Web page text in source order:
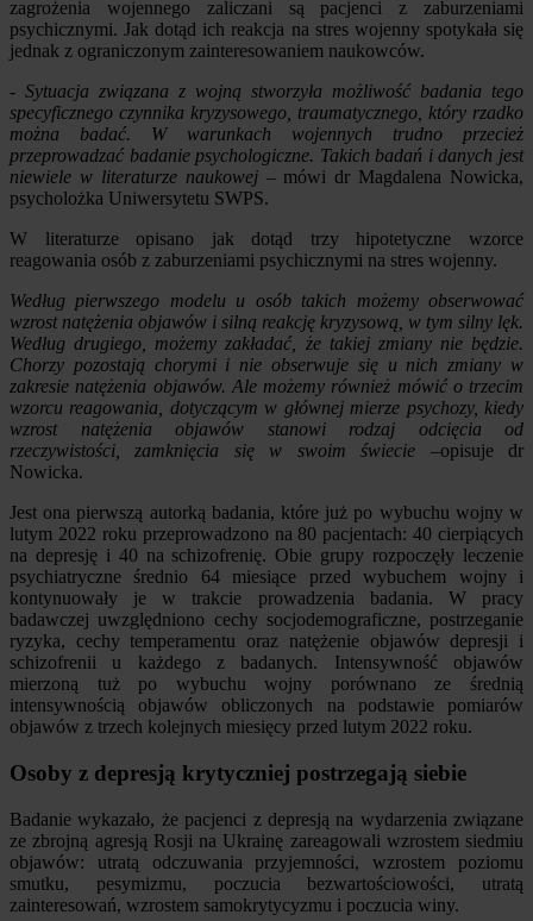
zagrożenia wojennego zaliczani są pacjenci z zaburzeniami
psychicznymi. Jak dotąd ich reakcja na stres wojenny spotykała się
jednak z ograniczonym zainteresowaniem naukowców.
- Sytuacja związana z wojną stworzyła możliwość badania tego
specyficznego czynnika kryzysowego, traumatycznego, który rzadko
można badać. W warunkach wojennych trudno przecież
przeprowadzać badanie psychologiczne. Takich badań i danych jest
niewiele w literaturze naukowej– mówi dr Magdalena Nowicka,
psycholożka Uniwersytetu SWPS.
W literaturze opisano jak dotąd trzy hipotetyczne wzorce
reagowania osób z zaburzeniami psychicznymi na stres wojenny.
Według pierwszego modelu u osób takich możemy obserwować
wzrost natężenia objawów i silną reakcję kryzysową, w tym silny lęk.
Według drugiego, możemy zakładać, że takiej zmiany nie będzie.
Chorzy pozostają chorymi i nie obserwuje się u nich zmiany w
zakresie natężenia objawów. Ale możemy również mówić o trzecim
wzorcu reagowania, dotyczącym w głównej mierze psychozy, kiedy
wzrost natężenia objawów stanowi rodzaj odcięcia od
rzeczywistości, zamknięcia się w swoim świecie –opisuje dr
Nowicka.
Jest ona pierwszą autorką badania, które już po wybuchu wojny w
lutym 2022 roku przeprowadzono na 80 pacjentach: 40 cierpiących
na depresję i 40 na schizofrenię. Obie grupy rozpoczęły leczenie
psychiatryczne średnio 64 miesiące przed wybuchem wojny i
kontynuowały je w trakcie prowadzenia badania. W pracy
badawczej uwzględniono cechy socjodemograficzne, postrzeganie
ryzyka, cechy temperamentu oraz natężenie objawów depresji i
schizofrenii u każdego z badanych. Intensywność objawów
mierzoną tuż po wybuchu wojny porównano ze średnią
intensywnością objawów obliczonych na podstawie pomiarów
objawów z trzech kolejnych miesięcy przed lutym 2022 roku.
Osoby z depresją krytyczniej postrzegają siebie
Badanie wykazało, że pacjenci z depresją na wydarzenia związane
ze zbrojną agresją Rosji na Ukrainę zareagowali wzrostem siedmiu
objawów: utratą odczuwania przyjemności, wzrostem poziomu
smutku, pesymizmu, poczucia bezwartościowości, utratą
zainteresowań, wzrostem samokrytycyzmu i poczucia winy.